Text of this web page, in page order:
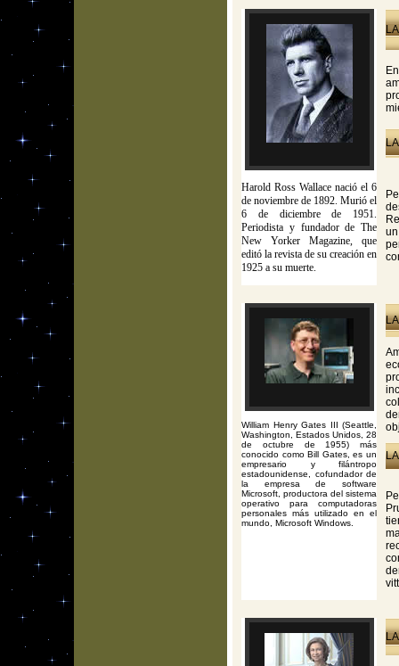
Harold Ross Wallace nació el 6
de noviembre de 1892. Murió el
6 de diciembre de 1951.
Periodista y fundador de The
New Yorker Magazine, que
editó la revista de su creación en
1925 a su muerte.
William Henry Gates III (Seattle,
Washington, Estados Unidos, 28
de octubre de 1955) más
conocido como Bill Gates, es un
empresario y filántropo
estadounidense, cofundador de
la empresa de software
Microsoft, productora del sistema
operativo para computadoras
personales más utilizado en el
mundo, Microsoft Windows.